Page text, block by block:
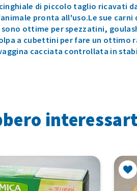
di piccolo taglio ricavati
pronta all'uso.Le sue carni
ottime per spezzatini,
a cubettini per fare un ottimo
cacciata controllata in